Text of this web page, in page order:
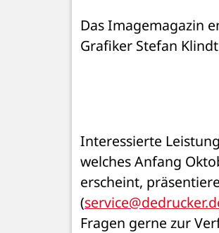
Das Imagemagazin
Grafiker Stefan
Interessierte
welches Anfang
erscheint,
(
Fragen gerne zur